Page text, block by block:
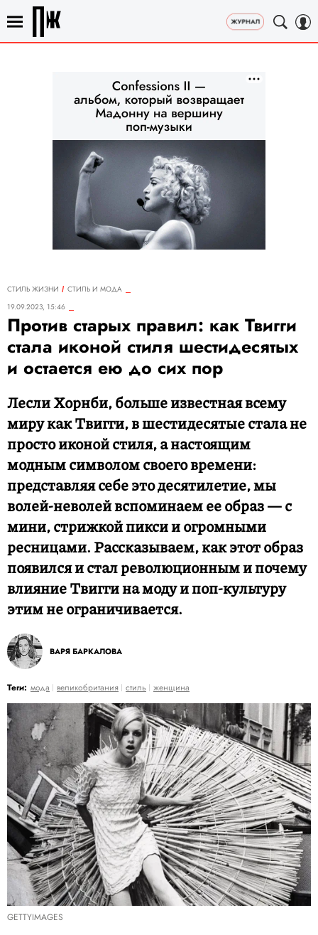
СТИЛЬ ЖИЗНИ
СТИЛЬ И МОДА
19.09.2023, 15:46
Против старых правил: как Твигги
стала иконой стиля шестидесятых
и остается ею до сих пор
Лесли Хорнби, больше известная всему
миру как Твигги, в шестидесятые стала не
просто иконой стиля, а настоящим
модным символом своего времени:
представляя себе это десятилетие, мы
волей-неволей вспоминаем ее образ — с
мини, стрижкой пикси и огромными
ресницами. Рассказываем, как этот образ
появился и стал революционным и почему
влияние Твигги на моду и поп-культуру
этим не ограничивается.
ВАРЯ БАРКАЛОВА
Теги: мода великобритания стиль женщина
GETTYIMAGES